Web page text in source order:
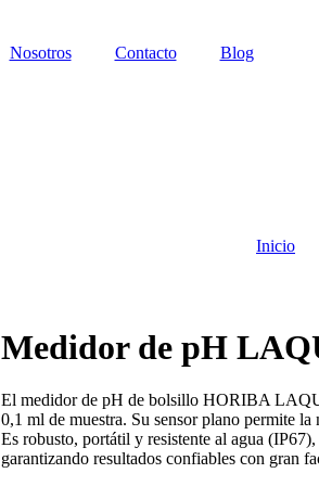
Nosotros Contacto Blog
Inicio
Medidor de pH
El medidor de pH de bolsillo HORIBA
0,1 ml de muestra. Su sensor plano permite
Es robusto, portátil y resistente al agua
garantizando resultados confiables con gran